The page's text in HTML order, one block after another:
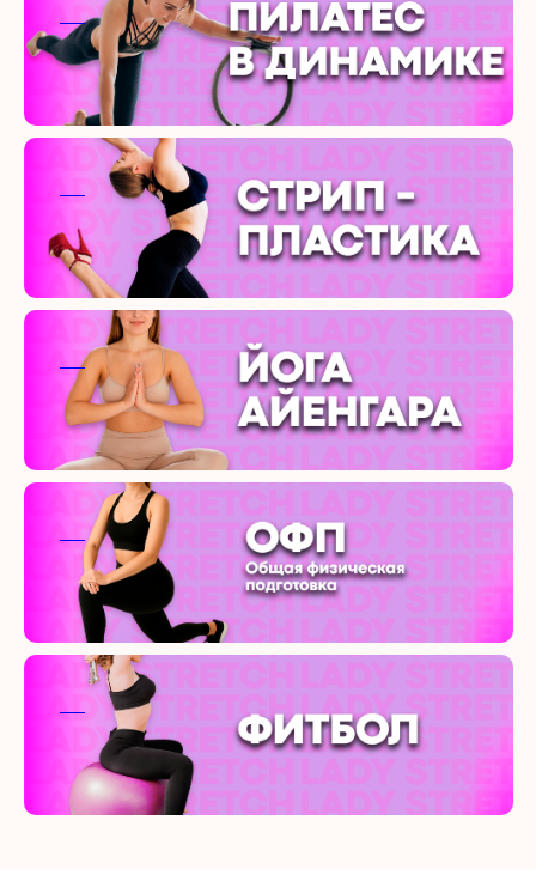
ааа
ааа
ааа
ааа
ааа
ааа